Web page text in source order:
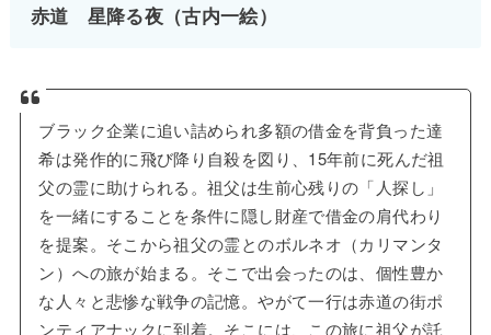
赤道 星降る夜（古内一絵）
ブラック企業に追い詰められ多額の借金を背負った達
希は発作的に飛び降り自殺を図り、15年前に死んだ祖
父の霊に助けられる。祖父は生前心残りの「人探し」
を一緒にすることを条件に隠し財産で借金の肩代わり
を提案。そこから祖父の霊とのボルネオ（カリマンタ
ン）への旅が始まる。そこで出会ったのは、個性豊か
な人々と悲惨な戦争の記憶。やがて一行は赤道の街ポ
ンティアナックに到着。そこには、この旅に祖父が託